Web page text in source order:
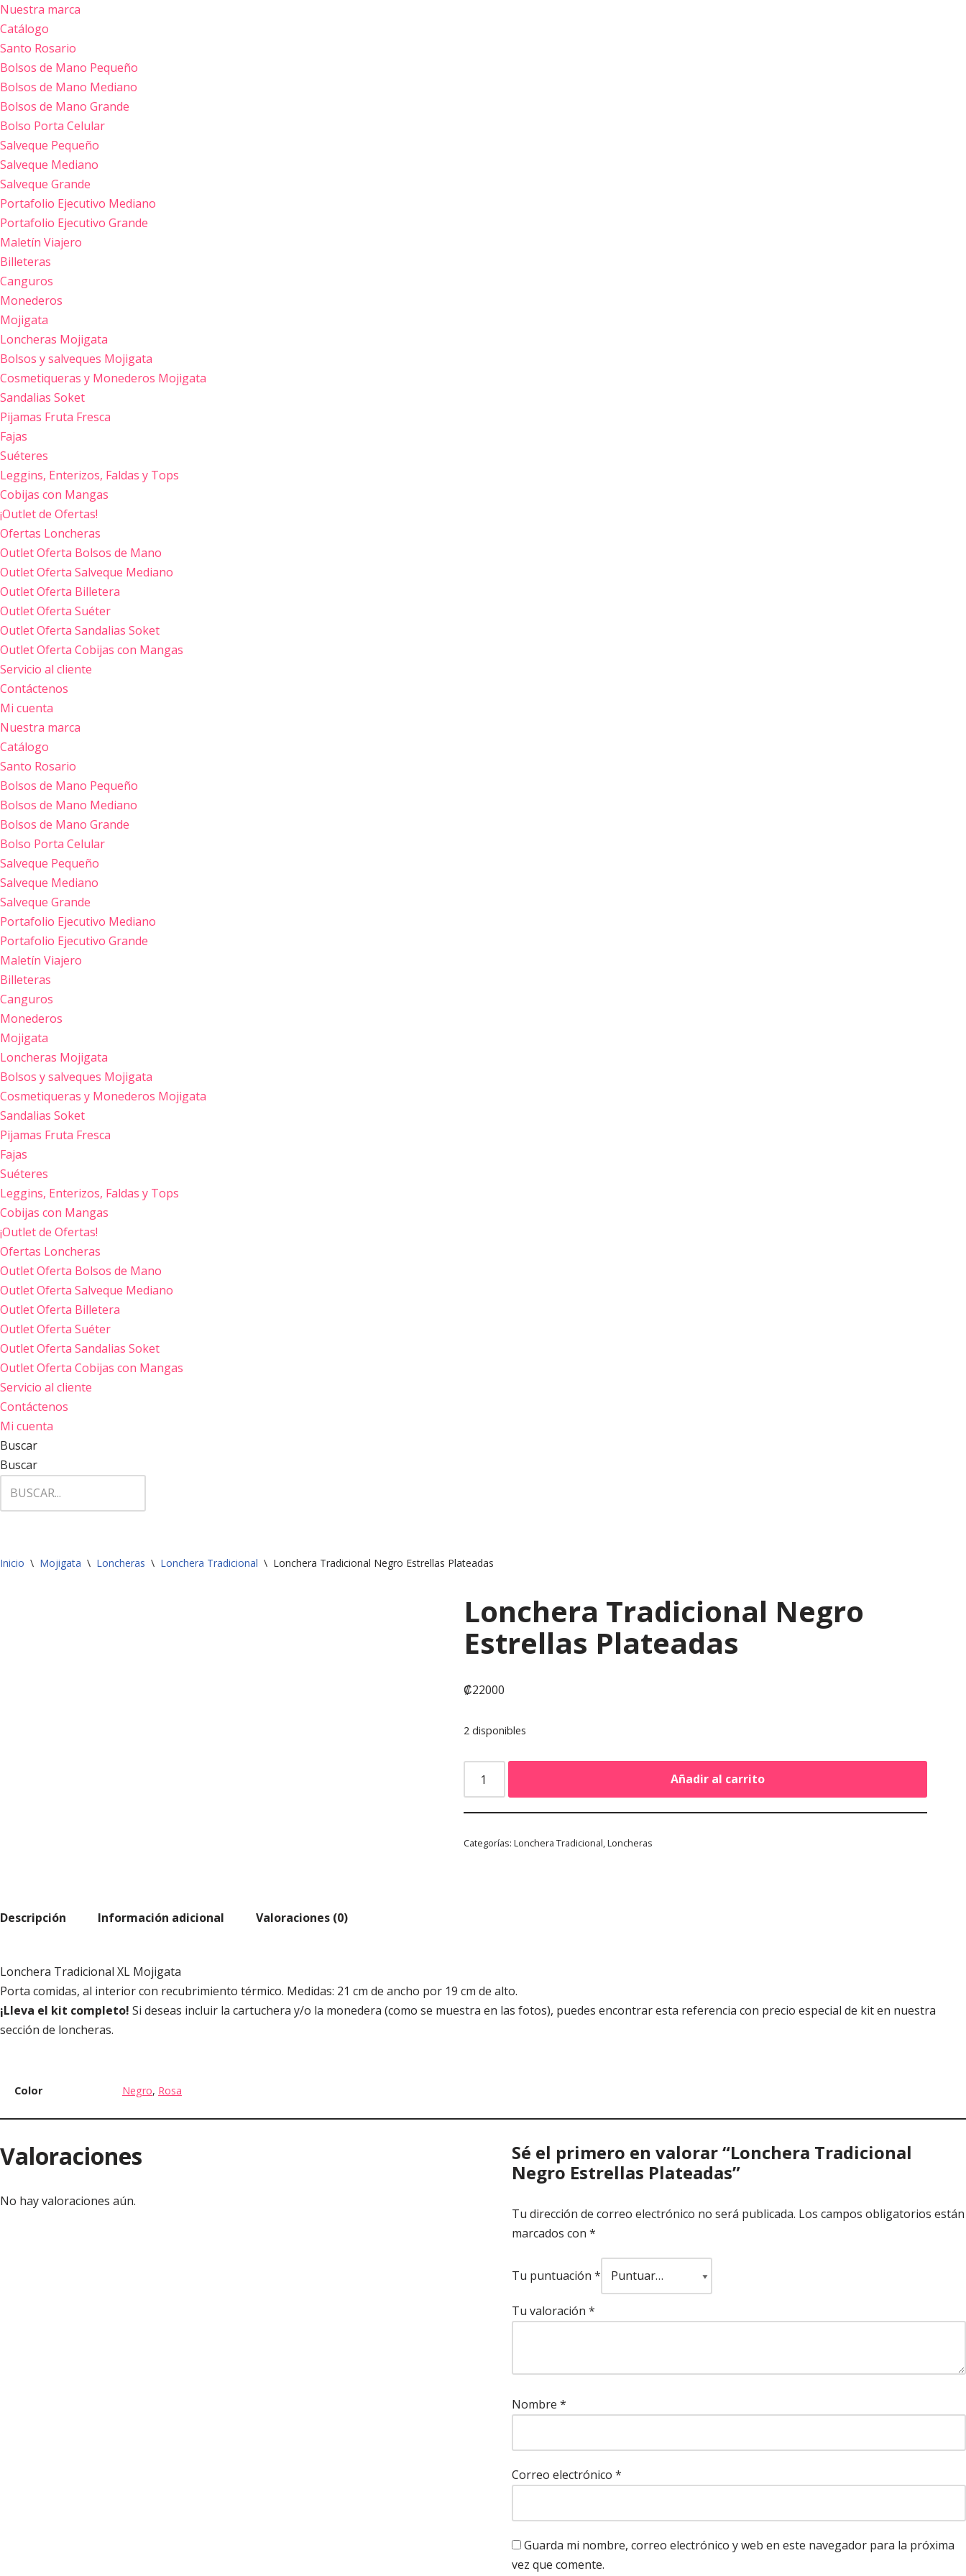
Saltar
Nuestra marca
Catálogo
Santo Rosario
Bolsos de Mano Pequeño
Bolsos de Mano Mediano
Bolsos de Mano Grande
Bolso Porta Celular
Salveque Pequeño
Salveque Mediano
Salveque Grande
Portafolio Ejecutivo Mediano
Portafolio Ejecutivo Grande
Maletín Viajero
Billeteras
Canguros
Monederos
Mojigata
Loncheras Mojigata
Bolsos y salveques Mojigata
Cosmetiqueras y Monederos Mojigata
Sandalias Soket
Pijamas Fruta Fresca
Fajas
Suéteres
Leggins, Enterizos, Faldas y Tops
Cobijas con Mangas
¡Outlet de Ofertas!
Ofertas Loncheras
Outlet Oferta Bolsos de Mano
Outlet Oferta Salveque Mediano
Outlet Oferta Billetera
Outlet Oferta Suéter
Outlet Oferta Sandalias Soket
Outlet Oferta Cobijas con Mangas
Servicio al cliente
Contáctenos
Mi cuenta
Nuestra marca
Catálogo
Santo Rosario
Bolsos de Mano Pequeño
Bolsos de Mano Mediano
Bolsos de Mano Grande
Bolso Porta Celular
Salveque Pequeño
Salveque Mediano
Salveque Grande
Portafolio Ejecutivo Mediano
Portafolio Ejecutivo Grande
Maletín Viajero
Billeteras
Canguros
Monederos
Mojigata
Loncheras Mojigata
Bolsos y salveques Mojigata
Cosmetiqueras y Monederos Mojigata
Sandalias Soket
Pijamas Fruta Fresca
Fajas
Suéteres
Leggins, Enterizos, Faldas y Tops
Cobijas con Mangas
¡Outlet de Ofertas!
Ofertas Loncheras
Outlet Oferta Bolsos de Mano
Outlet Oferta Salveque Mediano
Outlet Oferta Billetera
Outlet Oferta Suéter
Outlet Oferta Sandalias Soket
Outlet Oferta Cobijas con Mangas
Servicio al cliente
Contáctenos
Mi cuenta
Buscar
Buscar
Inicio \ Mojigata \ Loncheras \ Lonchera Tradicional \ Lonchera Tradicional Negro Estrellas Plateadas
Lonchera Tradicional Negro
Estrellas Plateadas
₡22000
2 disponibles
Añadir al carrito
Categorías:Lonchera Tradicional,Loncheras
Descripción Información adicional Valoraciones (0)
Lonchera Tradicional XL Mojigata
Porta comidas, al interior con recubrimiento térmico. Medidas: 21 cm de ancho por 19 cm de alto.
¡Lleva el kit completo! Si deseas incluir la cartuchera y/o la monedera (como se muestra en las fotos), puedes encontrar esta referencia con precio especial de kit en nuestra
sección de loncheras.
Color Negro, Rosa
Valoraciones
No hay valoraciones aún.
Sé el primero en valorar “Lonchera Tradicional
Negro Estrellas Plateadas”
Tu dirección de correo electrónico no será publicada. Los campos obligatorios están
marcados con *
Tu puntuación *
Tu valoración *
Nombre *
Correo electrónico *
Guarda mi nombre, correo electrónico y web en este navegador para la próxima
vez que comente.